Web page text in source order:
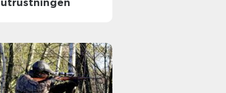
utrustningen